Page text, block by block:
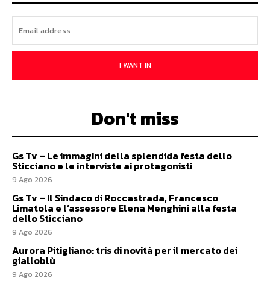
I WANT IN
Don't miss
Gs Tv – Le immagini della splendida festa dello
Sticciano e le interviste ai protagonisti
9 Ago 2026
Gs Tv – Il Sindaco di Roccastrada, Francesco
Limatola e l’assessore Elena Menghini alla festa
dello Sticciano
9 Ago 2026
Aurora Pitigliano: tris di novità per il mercato dei
gialloblù
9 Ago 2026